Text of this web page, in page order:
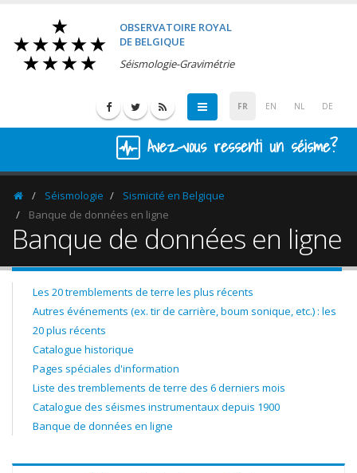
OBSERVATOIRE ROYAL
DE BELGIQUE
Séismologie-Gravimétrie
FR EN NL DE
Avez-vous ressenti un séisme?
HomepageSéismologie
Sismicité en Belgique
Banque de données en ligne
Banque de données en ligne
Les 20 tremblements de terre les plus récents
Autres événements (ex. tir de carrière, boum sonique, etc.) : les
20 plus récents
Catalogue historique
Pages spéciales d'information
Liste des tremblements de terre des 6 derniers mois
Catalogue des séismes instrumentaux depuis 1900
Banque de données en ligne